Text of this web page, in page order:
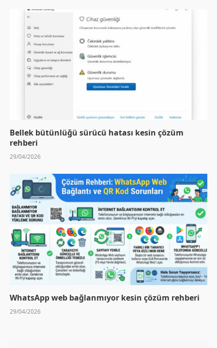
Bellek bütünlüğü sürücü hatası kesin çözüm
rehberi
29/04/2026
WhatsApp web bağlanmıyor kesin çözüm rehberi
29/04/2026